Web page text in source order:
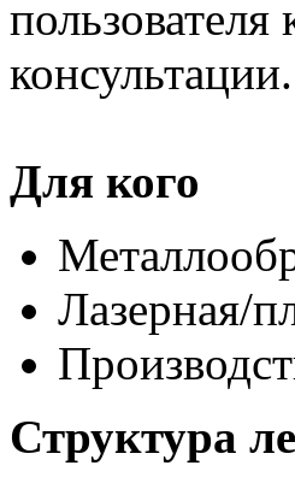
консультации.
Для кого
Лазерная/
Структура